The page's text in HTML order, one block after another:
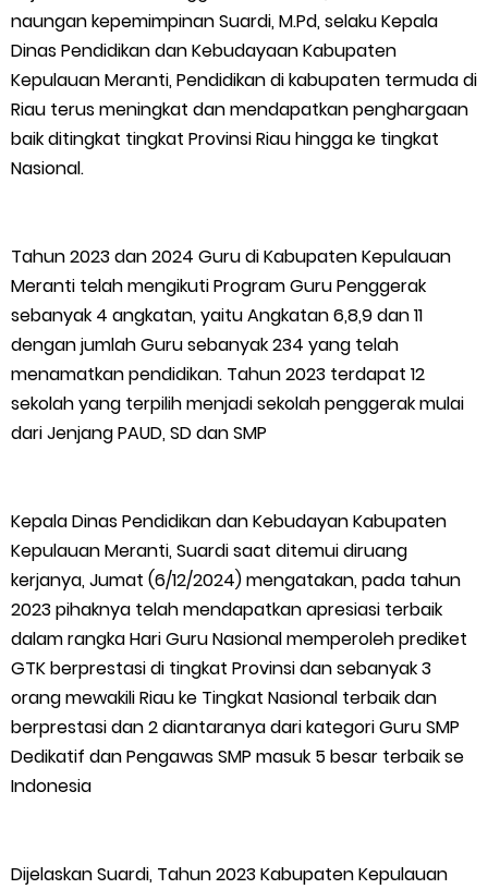
Wabup Meranti Serahkan Santunan BPJS Rp52 Juta,
Optimalisasi Pelaksanaan Program Jaminan Sosial
Ketenagakerjaan Diperkuat
Layangkan Surat Konfirmasi ke PT Arara Abadi.
Meranti 2026, 30 Putra-Putri Terbaik Disiapkan Kibarkan Merah
Putih
Pulihkan Konektivitas Pascabencana, HKI Rampungkan
Bupati Asmar Lepas 77 Kontingen Pramuka Meranti Ikuti
Jambore Nasional XII 2026 di Cibubur
Polres Kepulauan Meranti Gelar Ekspedisi Merah Putih" Jalin
Sinergitas dengan Insan Pers, Komunitas dan Mahasiswa
PLN Selat Panjang Minta Maaf, Janji Datangkan Mesin Sewa
Atasi Pemadaman di Merbau.
PLN: Hentikan Pemadaman dan Beri Kompensasi
naungan kepemimpinan Suardi, M.Pd, selaku Kepala
Dinas Pendidikan dan Kebudayaan Kabupaten
Kepulauan Meranti, Pendidikan di kabupaten termuda di
Riau terus meningkat dan mendapatkan penghargaan
baik ditingkat tingkat Provinsi Riau hingga ke tingkat
Nasional.
Tahun 2023 dan 2024 Guru di Kabupaten Kepulauan
Meranti telah mengikuti Program Guru Penggerak
sebanyak 4 angkatan, yaitu Angkatan 6,8,9 dan 11
dengan jumlah Guru sebanyak 234 yang telah
menamatkan pendidikan. Tahun 2023 terdapat 12
sekolah yang terpilih menjadi sekolah penggerak mulai
dari Jenjang PAUD, SD dan SMP
Kepala Dinas Pendidikan dan Kebudayan Kabupaten
Kepulauan Meranti, Suardi saat ditemui diruang
kerjanya, Jumat (6/12/2024) mengatakan, pada tahun
2023 pihaknya telah mendapatkan apresiasi terbaik
dalam rangka Hari Guru Nasional memperoleh prediket
GTK berprestasi di tingkat Provinsi dan sebanyak 3
orang mewakili Riau ke Tingkat Nasional terbaik dan
berprestasi dan 2 diantaranya dari kategori Guru SMP
Dedikatif dan Pengawas SMP masuk 5 besar terbaik se
Indonesia
Dijelaskan Suardi, Tahun 2023 Kabupaten Kepulauan